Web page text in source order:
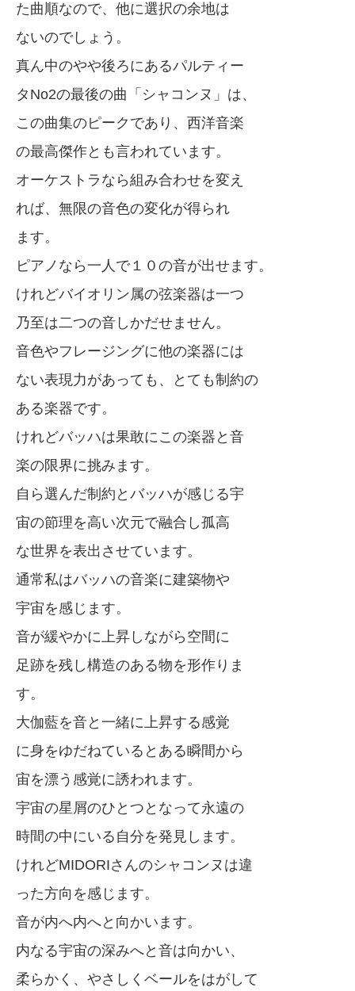
た曲順なので、他に選択の余地は
ないのでしょう。
真ん中のやや後ろにあるパルティー
タNo2の最後の曲「シャコンヌ」は、
この曲集のピークであり、西洋音楽
の最高傑作とも言われています。
オーケストラなら組み合わせを変え
れば、無限の音色の変化が得られ
ます。
ピアノなら一人で１０の音が出せます。
けれどバイオリン属の弦楽器は一つ
乃至は二つの音しかだせません。
音色やフレージングに他の楽器には
ない表現力があっても、とても制約の
ある楽器です。
けれどバッハは果敢にこの楽器と音
楽の限界に挑みます。
自ら選んだ制約とバッハが感じる宇
宙の節理を高い次元で融合し孤高
な世界を表出させています。
通常私はバッハの音楽に建築物や
宇宙を感じます。
音が緩やかに上昇しながら空間に
足跡を残し構造のある物を形作りま
す。
大伽藍を音と一緒に上昇する感覚
に身をゆだねているとある瞬間から
宙を漂う感覚に誘われます。
宇宙の星屑のひとつとなって永遠の
時間の中にいる自分を発見します。
けれどMIDORIさんのシャコンヌは違
った方向を感じます。
音が内へ内へと向かいます。
内なる宇宙の深みへと音は向かい、
柔らかく、やさしくベールをはがして